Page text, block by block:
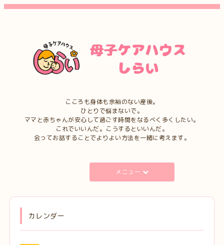
こころも身体も余裕のない産後。
ひとりで悩まないで。
ママと赤ちゃんが安心して過ごす時間をなるべく多くしたい。
これでいいんだ。こうするといいんだ。
会ってお話することでよりよい方法を一緒に考えます。
メニュー
カレンダー